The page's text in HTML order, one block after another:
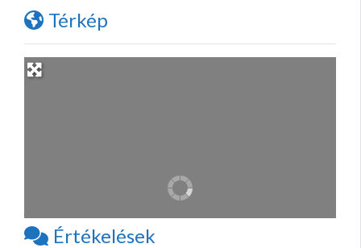
Térkép
Értékelések